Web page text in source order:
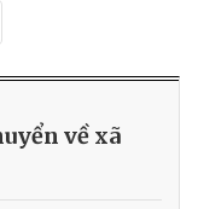
về xã